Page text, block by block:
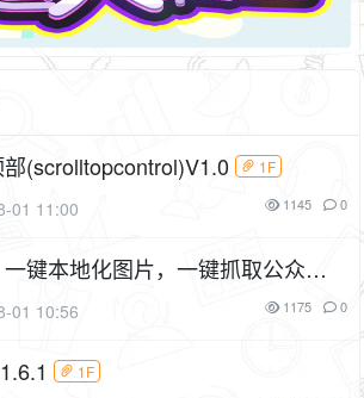
(scrolltopcontrol)V1.0 1F
01 11:00 1145 0
键本地化图片，一键抓取公众号
01 10:56 1175 0
1F